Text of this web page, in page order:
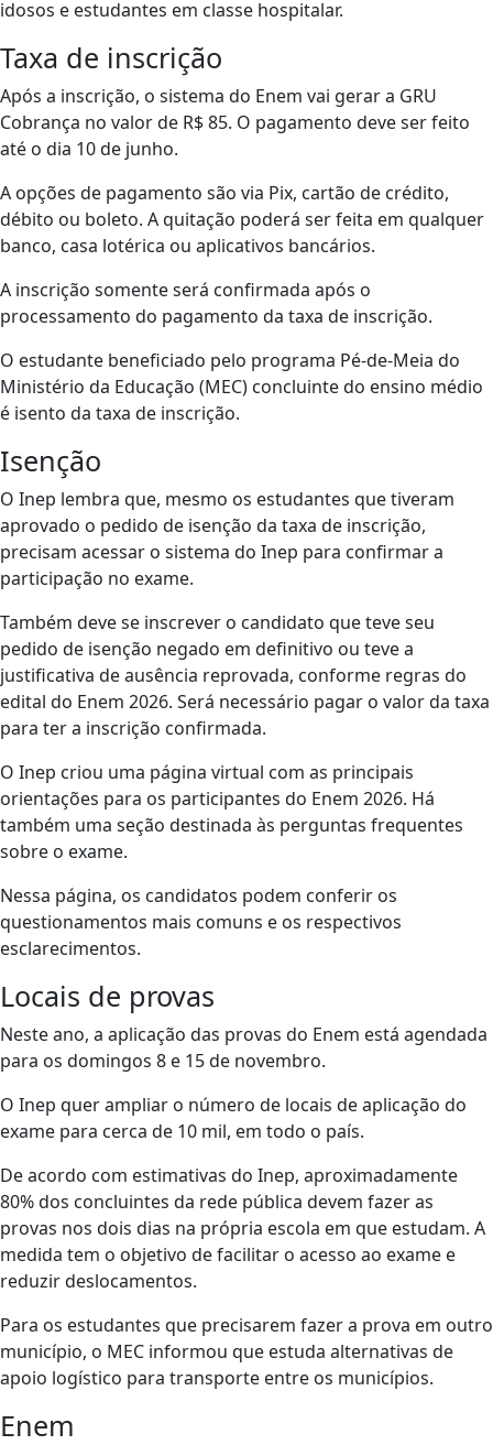
idosos e estudantes em classe hospitalar.
Taxa de inscrição
Após a inscrição, o sistema do Enem vai gerar a GRU
Cobrança no valor de R$ 85. O pagamento deve ser feito
até o dia 10 de junho.
A opções de pagamento são via Pix, cartão de crédito,
débito ou boleto. A quitação poderá ser feita em qualquer
banco, casa lotérica ou aplicativos bancários.
A inscrição somente será confirmada após o
processamento do pagamento da taxa de inscrição.
O estudante beneficiado pelo programa Pé-de-Meia do
Ministério da Educação (MEC) concluinte do ensino médio
é isento da taxa de inscrição.
Isenção
O Inep lembra que, mesmo os estudantes que tiveram
aprovado o pedido de isenção da taxa de inscrição,
precisam acessar o sistema do Inep para confirmar a
participação no exame.
Também deve se inscrever o candidato que teve seu
pedido de isenção negado em definitivo ou teve a
justificativa de ausência reprovada, conforme regras do
edital do Enem 2026. Será necessário pagar o valor da taxa
para ter a inscrição confirmada.
O Inep criou uma página virtual com as principais
orientações para os participantes do Enem 2026. Há
também uma seção destinada às perguntas frequentes
sobre o exame.
Nessa página, os candidatos podem conferir os
questionamentos mais comuns e os respectivos
esclarecimentos.
Locais de provas
Neste ano, a aplicação das provas do Enem está agendada
para os domingos 8 e 15 de novembro.
O Inep quer ampliar o número de locais de aplicação do
exame para cerca de 10 mil, em todo o país.
De acordo com estimativas do Inep, aproximadamente
80% dos concluintes da rede pública devem fazer as
provas nos dois dias na própria escola em que estudam. A
medida tem o objetivo de facilitar o acesso ao exame e
reduzir deslocamentos.
Para os estudantes que precisarem fazer a prova em outro
município, o MEC informou que estuda alternativas de
apoio logístico para transporte entre os municípios.
Enem